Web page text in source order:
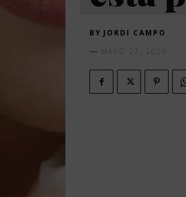
BY JORDI CAMPO
MAYO 27, 2020